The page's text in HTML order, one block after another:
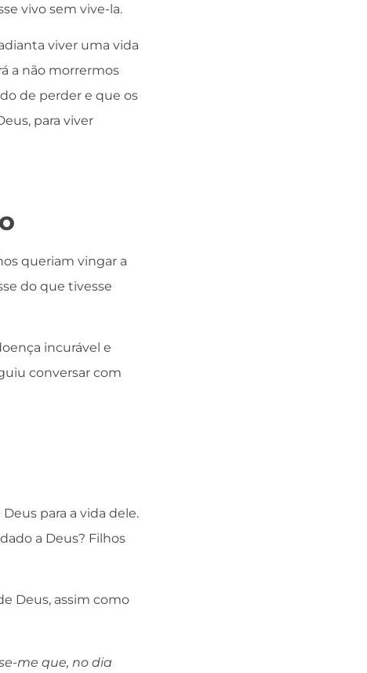
vivo sem vive-la.
viver uma vida
a não morrermos
de perder e que os
para viver
queriam vingar a
do que tivesse
incurável e
conversar com
para a vida dele.
a Deus? Filhos
Deus, assim como
me que, no dia